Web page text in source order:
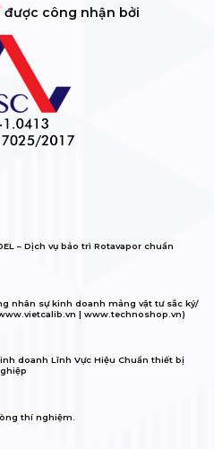
được công nhận bởi
– Dịch vụ bảo trì Rotavapor chuẩn
nhân sự kinh doanh mảng vật tư sắc ký/
| www.technoshop.vn)
doanh Lĩnh Vực Hiệu Chuẩn thiết bị
thí nghiệm.